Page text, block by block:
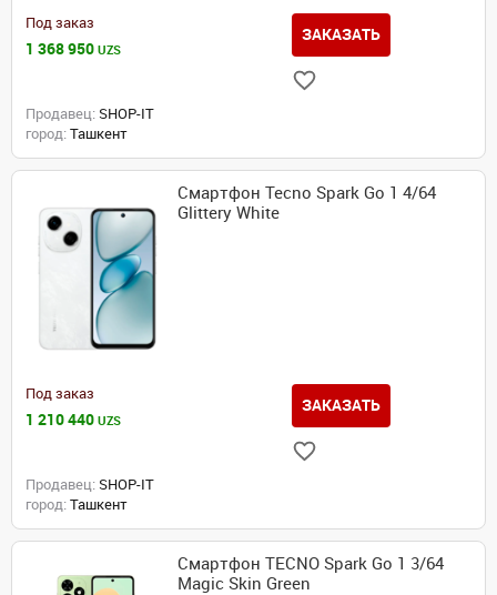
Под заказ
1 368 950 UZS
ЗАКАЗАТЬ
Продавец: SHOP-IT
город: Ташкент
Смартфон Tecno Spark Go 1 4/64
Glittery White
Под заказ
1 210 440 UZS
ЗАКАЗАТЬ
Продавец: SHOP-IT
город: Ташкент
Смартфон TECNO Spark Go 1 3/64
Magic Skin Green